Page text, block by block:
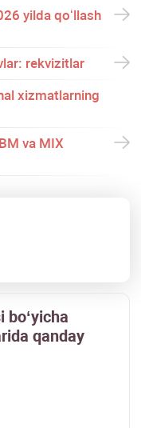
yilda qoʻllash
rekvizitlar
хizmatlarning
va MIX
qanday